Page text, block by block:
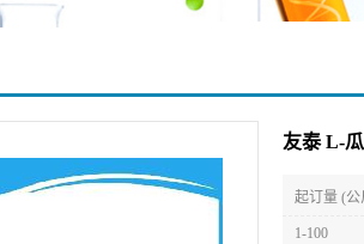
友泰 L-
起订量 (公
1-100